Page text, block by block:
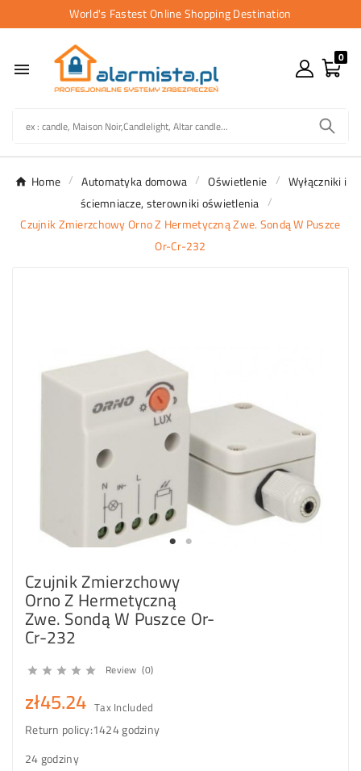
World's Fastest Online Shopping Destination

0
Home Automatyka domowa Oświetlenie
Wyłączniki i
ściemniacze, sterowniki oświetlenia
Czujnik Zmierzchowy Orno Z Hermetyczną Zwe. Sondą W Puszce
Or-Cr-232
Czujnik Zmierzchowy
Orno Z Hermetyczną
Zwe. Sondą W Puszce Or-
Cr-232
     Review (0)
zł45.24 Tax Included
Return policy:1424 godziny
24 godziny